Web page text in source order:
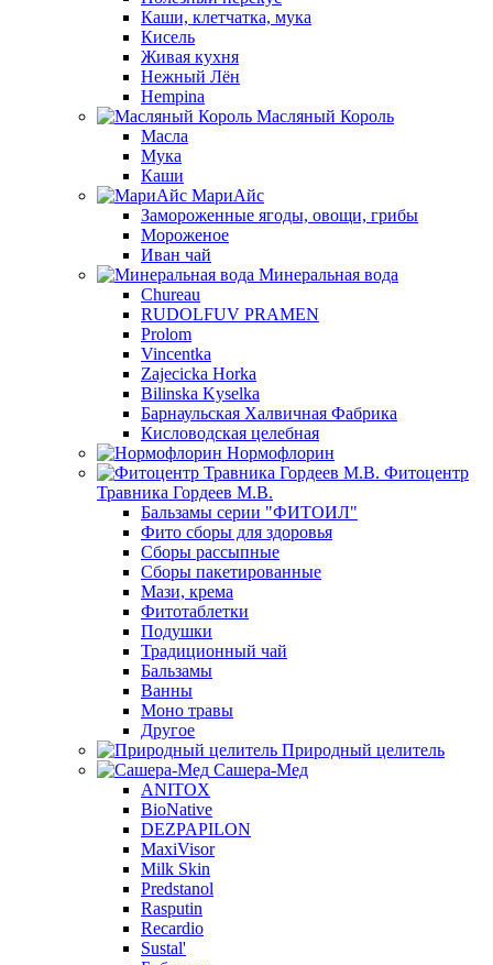
Каши, клетчатка, мука
Кисель
Живая кухня
Нежный Лён
Hempina
Масляный Король
Масла
Мука
Каши
МариАйс
Замороженные ягоды, овощи, грибы
Мороженое
Иван чай
Минеральная вода
Chureau
RUDOLFUV PRAMEN
Prolom
Vincentka
Zajecicka Horka
Bilinska Kyselka
Барнаульская Халвичная Фабрика
Кисловодская целебная
Нормофлорин
Фитоцентр
Травника Гордеев М.В.
Бальзамы серии "ФИТОИЛ"
Фито сборы для здоровья
Сборы рассыпные
Сборы пакетированные
Мази, крема
Фитотаблетки
Подушки
Традиционный чай
Бальзамы
Ванны
Моно травы
Другое
Природный целитель
Сашера-Мед
ANITOX
BioNative
DEZPAPILON
MaxiVisor
Milk Skin
Predstanol
Rasputin
Recardio
Sustal'